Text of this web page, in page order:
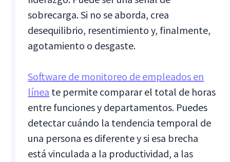
sobrecarga. Si no se aborda, crea
desequilibrio, resentimiento y, finalmente,
agotamiento o desgaste.
Software de monitoreo de empleados en
línea te permite comparar el total de horas
entre funciones y departamentos. Puedes
detectar cuándo la tendencia temporal de
una persona es diferente y si esa brecha
está vinculada a la productividad, a las